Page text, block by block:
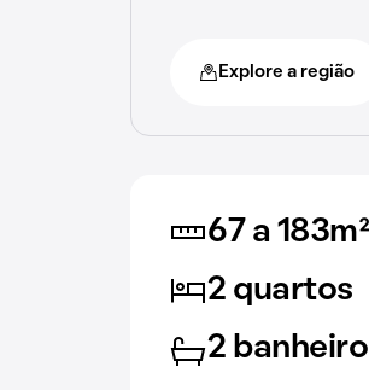
Explore a região
67 a 183m²
2 quartos
2